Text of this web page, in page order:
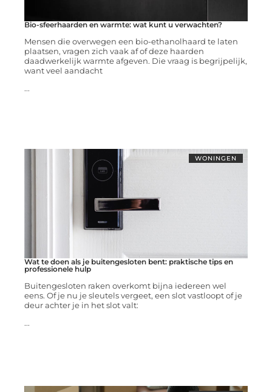
Bio-sfeerhaarden en warmte: wat kunt u verwachten?
Mensen die overwegen een bio-ethanolhaard te laten
plaatsen, vragen zich vaak af of deze haarden
daadwerkelijk warmte afgeven. Die vraag is begrijpelijk,
want veel aandacht
...
WONINGEN
Wat te doen als je buitengesloten bent: praktische tips en
professionele hulp
Buitengesloten raken overkomt bijna iedereen wel
eens. Of je nu je sleutels vergeet, een slot vastloopt of je
deur achter je in het slot valt:
...